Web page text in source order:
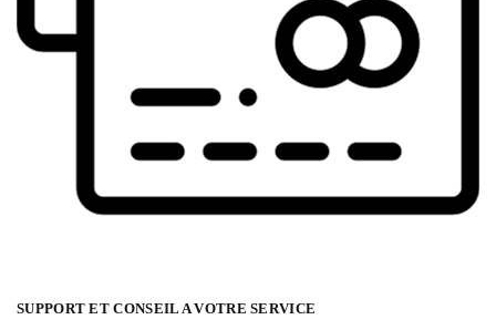
SUPPORT ET CONSEIL A VOTRE SERVICE